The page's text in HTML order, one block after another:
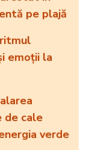
pe plajă
emoții la
de cale
verde